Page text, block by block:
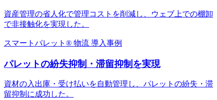
資産管理の省人化で管理コストを削減し、ウェブ上での棚卸
で非接触化を実現した。
スマートパレット® 物流 導入事例
パレットの紛失抑制・滞留抑制を実現
資材の入出庫・受け払いを自動管理し、パレットの紛失・滞
留抑制に成功した。